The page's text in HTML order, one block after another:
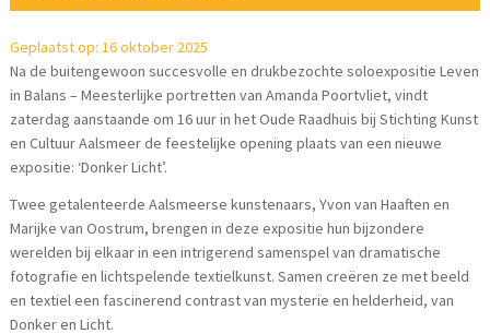
Geplaatst op: 16 oktober 2025
Na de buitengewoon succesvolle en drukbezochte soloexpositie Leven
in Balans – Meesterlijke portretten van Amanda Poortvliet, vindt
zaterdag aanstaande om 16 uur in het Oude Raadhuis bij Stichting Kunst
en Cultuur Aalsmeer de feestelijke opening plaats van een nieuwe
expositie: ‘Donker Licht’.
Twee getalenteerde Aalsmeerse kunstenaars, Yvon van Haaften en
Marijke van Oostrum, brengen in deze expositie hun bijzondere
werelden bij elkaar in een intrigerend samenspel van dramatische
fotografie en lichtspelende textielkunst. Samen creëren ze met beeld
en textiel een fascinerend contrast van mysterie en helderheid, van
Donker en Licht.